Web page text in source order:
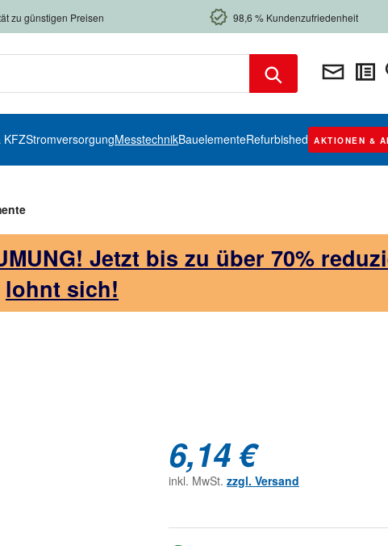
zu günstigen Preisen 98,6 % Kundenzufriedenheit
KFZStromversorgungMesstechnikBauelementeRefurbished AKTIONEN &
Jetzt bis zu über 70%
lohnt sich!
6,14 €
inkl. MwSt. zzgl. Versand